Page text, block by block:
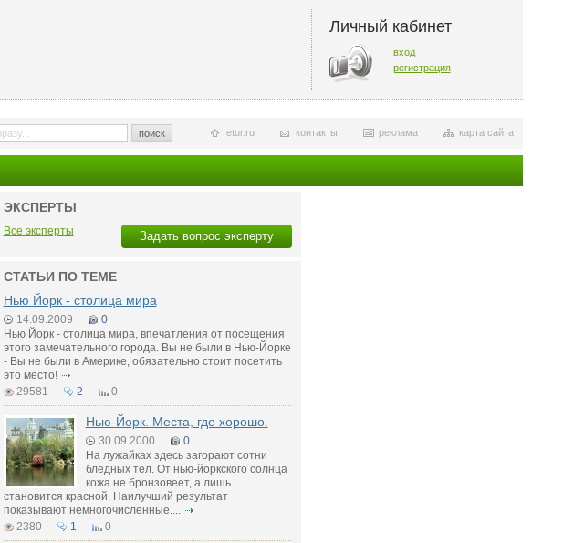
Личный кабинет
вход
регистрация
поиск карта сайта
реклама
контакты
etur.ru
ЭКСПЕРТЫ
Задать вопрос эксперту
Все эксперты
СТАТЬИ ПО ТЕМЕ
Нью Йорк - столица мира
14.09.2009
0
Нью Йорк - столица мира, впечатления от посещения
этого замечательного города. Вы не были в Нью-Йорке
- Вы не были в Америке, обязательно стоит посетить
это место!
29581
2 0
Нью-Йорк. Места, где хорошо.
30.09.2000
0
На лужайках здесь загорают сотни
бледных тел. От нью-йоркского солнца
кожа не бронзовеет, а лишь
становится красной. Наилучший результат
показывают немногочисленные....
2380
1 0